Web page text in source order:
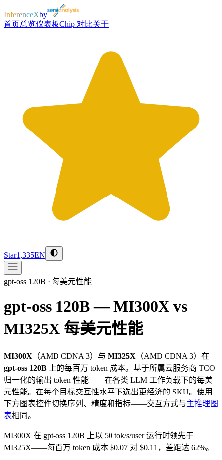
InferenceXby
首页总览仪表板Chip 对比关于
Star1,335EN
gpt-oss 120B · 每美元性能
gpt-oss 120B — MI300X vs
MI325X 每美元性能
MI300X （AMD CDNA 3）与 MI325X （AMD CDNA 3）在
gpt-oss 120B 上的每百万 token 成本。基于所属云服务商 TCO
归一化的输出 token 性能——在各类 LLM 工作负载下的每美
元性能。在每个目标交互性水平下选出更经济的 SKU。使用
下方图表控件切换序列、精度和指标——交互方式与主推理图
表相同。
MI300X 在 gpt-oss 120B 上以 50 tok/s/user 运行时领先于
MI325X——每百万 token 成本 $0.07 对 $0.11，差距达 62%。